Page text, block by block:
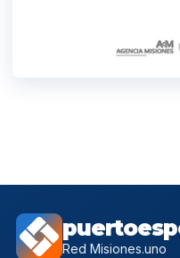
Red Misiones.uno